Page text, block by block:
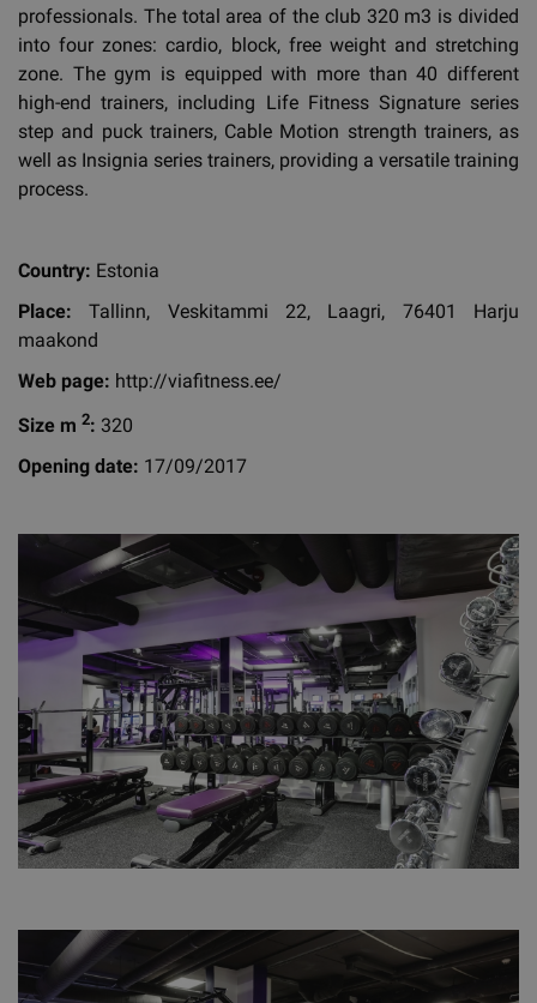
professionals. The total area of the club 320 m3 is divided
into four zones: cardio, block, free weight and stretching
zone. The gym is equipped with more than 40 different
high-end trainers, including Life Fitness Signature series
step and puck trainers, Cable Motion strength trainers, as
well as Insignia series trainers, providing a versatile training
process.
Country: Estonia
Place: Tallinn, Veskitammi 22, Laagri, 76401 Harju
maakond
Web page: http://viafitness.ee/
Size m 2: 320
Opening date: 17/09/2017